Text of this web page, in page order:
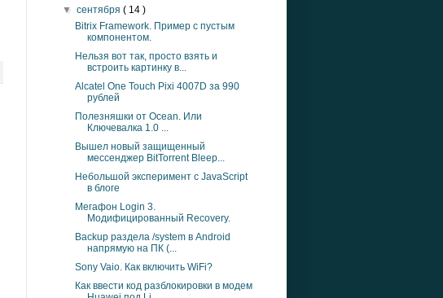
▼сентября( 14 )
Bitrix Framework. Пример с пустым
компонентом.
Нельзя вот так, просто взять и
встроить картинку в...
Alcatel One Touch Pixi 4007D за 990
рублей
Полезняшки от Ocean. Или
Ключевалка 1.0 ...
Вышел новый защищенный
мессенджер BitTorrent Bleep...
Небольшой эксперимент с JavaScript
в блоге
Мегафон Login 3.
Модифицированный Recovery.
Backup раздела /system в Android
напрямую на ПК (...
Sony Vaio. Как включить WiFi?
Как ввести код разблокировки в модем